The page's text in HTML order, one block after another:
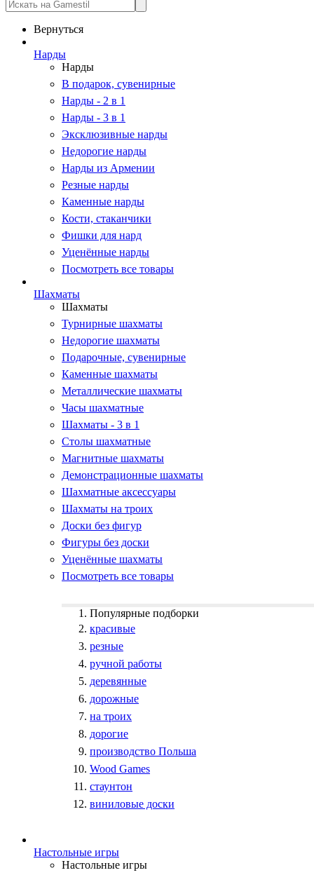
Вернуться
Нарды
Нарды
В подарок, сувенирные
Нарды - 2 в 1
Нарды - 3 в 1
Эксклюзивные нарды
Недорогие нарды
Нарды из Армении
Резные нарды
Каменные нарды
Кости, стаканчики
Фишки для нард
Уценённые нарды
Посмотреть все товары
Шахматы
Шахматы
Турнирные шахматы
Недорогие шахматы
Подарочные, сувенирные
Каменные шахматы
Металлические шахматы
Часы шахматные
Шахматы - 3 в 1
Столы шахматные
Магнитные шахматы
Демонстрационные шахматы
Шахматные аксессуары
Шахматы на троих
Доски без фигур
Фигуры без доски
Уценённые шахматы
Посмотреть все товары
Популярные подборки
красивые
резные
ручной работы
деревянные
дорожные
на троих
дорогие
производство Польша
Wood Games
стаунтон
виниловые доски
Настольные игры
Настольные игры